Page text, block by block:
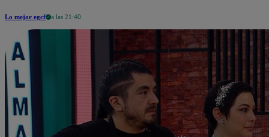
Lo mejor egcf a las 21:40